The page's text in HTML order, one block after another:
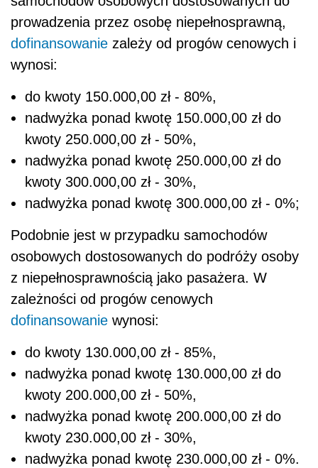
prowadzenia przez osobę niepełnosprawną,
dofinansowanie zależy od progów cenowych i
wynosi:
do kwoty 150.000,00 zł - 80%,
nadwyżka ponad kwotę 150.000,00 zł do
kwoty 250.000,00 zł - 50%,
nadwyżka ponad kwotę 250.000,00 zł do
kwoty 300.000,00 zł - 30%,
nadwyżka ponad kwotę 300.000,00 zł - 0%;
Podobnie jest w przypadku samochodów
osobowych dostosowanych do podróży osoby
z niepełnosprawnością jako pasażera. W
zależności od progów cenowych
dofinansowanie wynosi:
do kwoty 130.000,00 zł - 85%,
nadwyżka ponad kwotę 130.000,00 zł do
kwoty 200.000,00 zł - 50%,
nadwyżka ponad kwotę 200.000,00 zł do
kwoty 230.000,00 zł - 30%,
nadwyżka ponad kwotę 230.000,00 zł - 0%.